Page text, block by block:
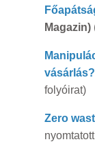
Magazin)
vásárlás?
folyóirat)
Zero